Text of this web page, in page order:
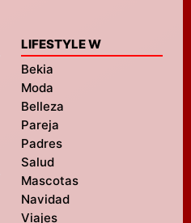
LIFESTYLE W
Bekia
Moda
Belleza
Pareja
Padres
Salud
Mascotas
Navidad
Viajes